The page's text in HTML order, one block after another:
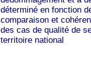
déterminé en fonction
comparaison et
des cas de qualité de
territoire national